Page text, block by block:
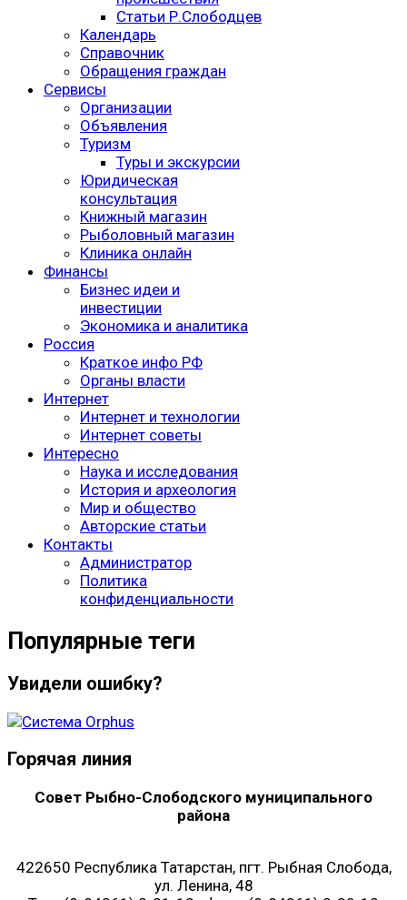
Статьи Р.Слободцев
Календарь
Справочник
Обращения граждан
Сервисы
Организации
Объявления
Туризм
Туры и экскурсии
Юридическая
консультация
Книжный магазин
Рыболовный магазин
Клиника онлайн
Финансы
Бизнес идеи и
инвестиции
Экономика и аналитика
Россия
Краткое инфо РФ
Органы власти
Интернет
Интернет и технологии
Интернет советы
Интересно
Наука и исследования
История и археология
Мир и общество
Авторские статьи
Контакты
Администратор
Политика
конфиденциальности
Популярные теги
Увидели ошибку?
Горячая линия
Совет Рыбно-Слободского муниципального
района
422650 Республика Татарстан, пгт. Рыбная Слобода,
ул. Ленина, 48